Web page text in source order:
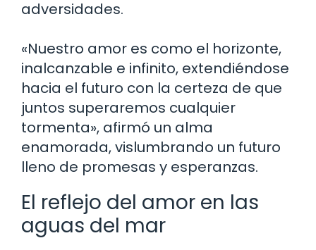
adversidades.
«Nuestro amor es como el horizonte,
inalcanzable e infinito, extendiéndose
hacia el futuro con la certeza de que
juntos superaremos cualquier
tormenta», afirmó un alma
enamorada, vislumbrando un futuro
lleno de promesas y esperanzas.
El reflejo del amor en las
aguas del mar